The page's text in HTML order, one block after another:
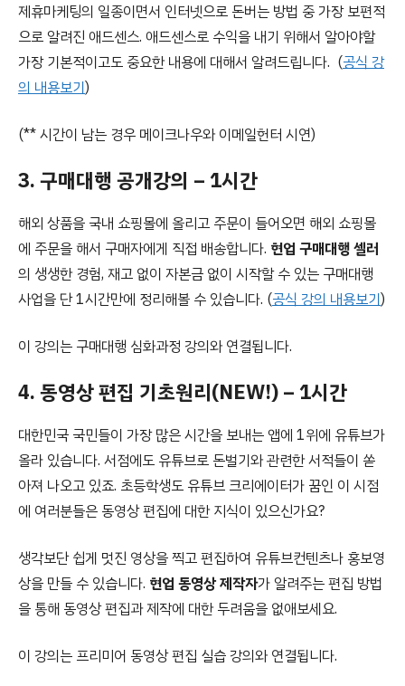
제휴마케팅의 일종이면서 인터넷으로 돈버는 방법 중 가장 보편적
으로 알려진 애드센스. 애드센스로 수익을 내기 위해서 알아야할
가장 기본적이고도 중요한 내용에 대해서 알려드립니다. (공식 강
의 내용보기)
(** 시간이 남는 경우 메이크나우와 이메일헌터 시연)
3. 구매대행 공개강의 – 1시간
해외 상품을 국내 쇼핑몰에 올리고 주문이 들어오면 해외 쇼핑몰
에 주문을 해서 구매자에게 직접 배송합니다. 현업 구매대행 셀러
의 생생한 경험, 재고 없이 자본금 없이 시작할 수 있는 구매대행
사업을 단 1시간만에 정리해볼 수 있습니다. (공식 강의 내용보기)
이 강의는 구매대행 심화과정 강의와 연결됩니다.
4. 동영상 편집 기초원리(NEW!) – 1시간
대한민국 국민들이 가장 많은 시간을 보내는 앱에 1위에 유튜브가
올라 있습니다. 서점에도 유튜브로 돈벌기와 관련한 서적들이 쏟
아져 나오고 있죠. 초등학생도 유튜브 크리에이터가 꿈인 이 시점
에 여러분들은 동영상 편집에 대한 지식이 있으신가요?
생각보단 쉽게 멋진 영상을 찍고 편집하여 유튜브컨텐츠나 홍보영
상을 만들 수 있습니다. 현업 동영상 제작자가 알려주는 편집 방법
을 통해 동영상 편집과 제작에 대한 두려움을 없애보세요.
이 강의는 프리미어 동영상 편집 실습 강의와 연결됩니다.